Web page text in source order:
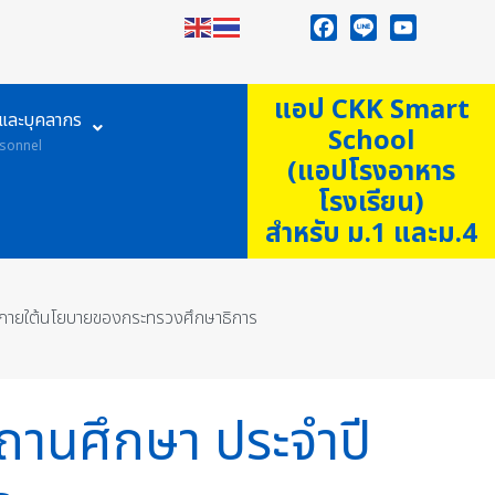
ละบุคลากร แอป CKK Smart
School
(แอปโรงอาหาร
โรงเรียน)
สำหรับ ม.1 และม.4
ใต้นโยบายของกระทรวงศึกษาธิการ
นศึกษา ประจำปี